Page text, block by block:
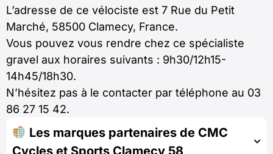
L’adresse de ce vélociste est 7 Rue du Petit
Marché, 58500 Clamecy, France.
Vous pouvez vous rendre chez ce spécialiste
gravel aux horaires suivants : 9h30/12h15-
14h45/18h30.
N’hésitez pas à le contacter par téléphone au 03
86 27 15 42.
Les marques partenaires de CMC
Cycles et Sports Clamecy 58